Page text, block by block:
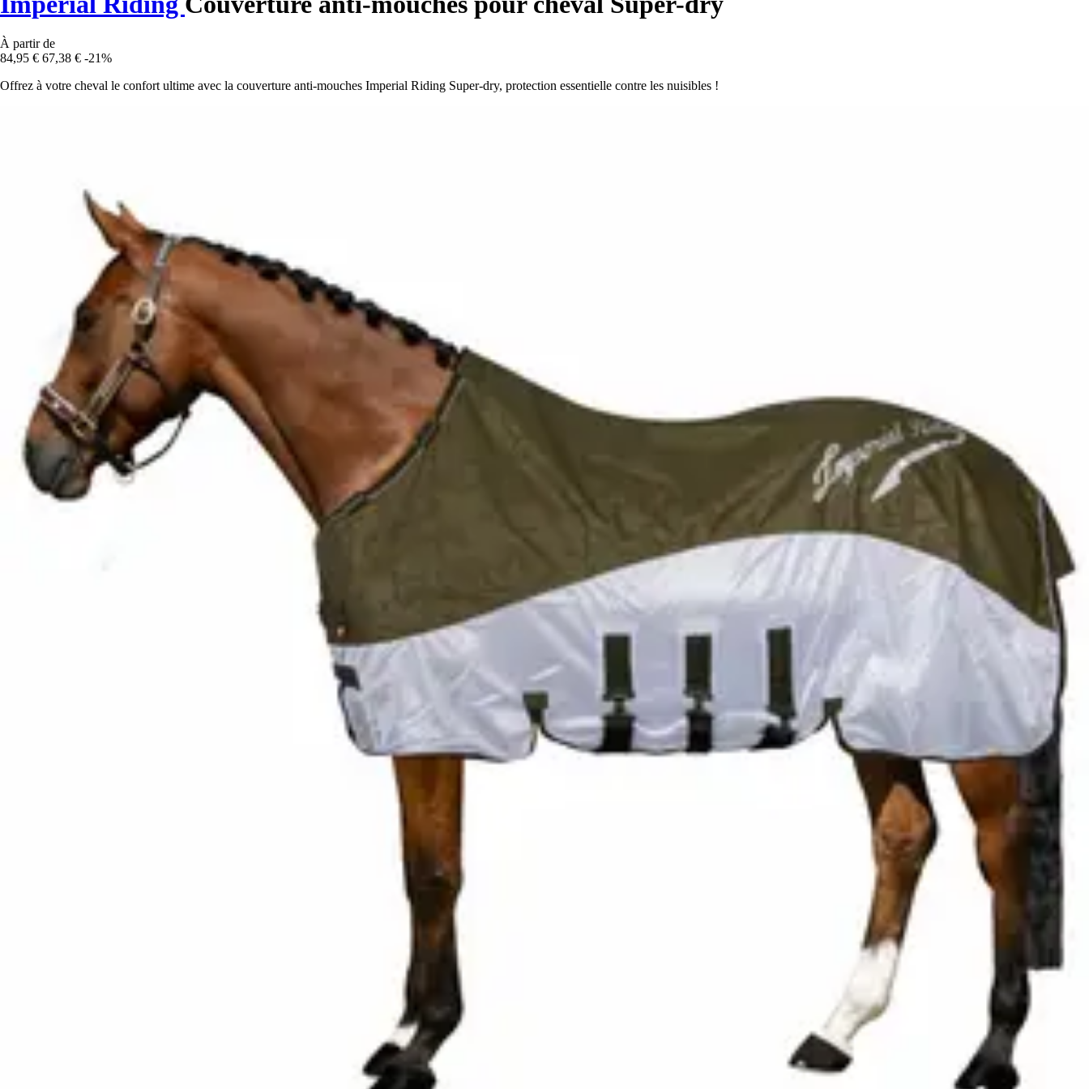
À partir de
84,95 € 67,38 € -21%
Offrez à votre cheval le confort ultime avec la couverture anti-mouches Imperial Riding Super-dry, protection essentielle contre les nuisibles !